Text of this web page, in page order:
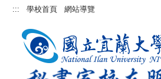
跳::: 學校首頁 網站導覽